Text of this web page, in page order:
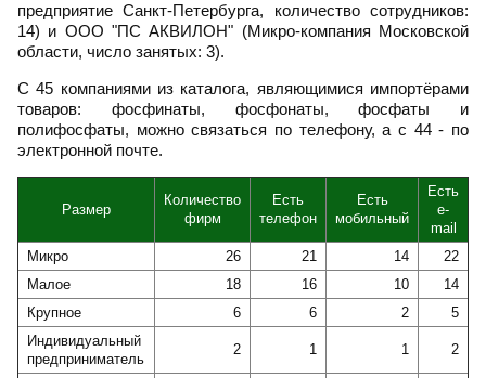
предприятие Санкт-Петербурга, количество сотрудников:
14) и ООО "ПС АКВИЛОН" (Микро-компания Московской
области, число занятых: 3).
С 45 компаниями из каталога, являющимися импортёрами
товаров: фосфинаты, фосфонаты, фосфаты и
полифосфаты, можно связаться по телефону, а с 44 - по
электронной почте.
Размер
Количество
фирм
Есть
телефон
Есть
мобильный
Есть
e-
mail
Микро
26 21 14
22
Малое
18 16 10
14
Крупное
6 6 2
5
Индивидуальный
предприниматель
2 1 1 2